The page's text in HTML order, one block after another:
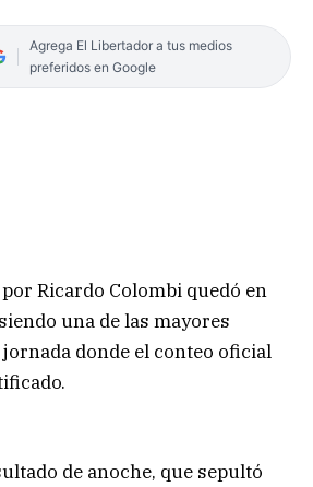
Agrega El Libertador a tus medios
preferidos en Google
Ricardo Colombi quedó en
una de las mayores
donde el conteo oficial
de anoche, que sepultó